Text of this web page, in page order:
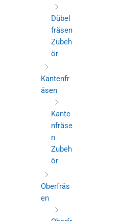
Dübel
fräsen
Zubeh
ör
Kantenfr
äsen
Kante
nfräse
n
Zubeh
ör
Oberfräs
en